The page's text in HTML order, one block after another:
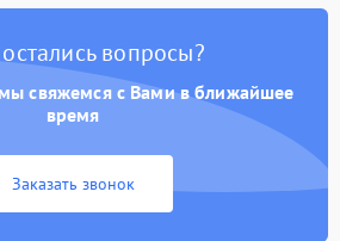
вопросы?
мы свяжемся с Вами в ближайшее
время
Заказать звонок